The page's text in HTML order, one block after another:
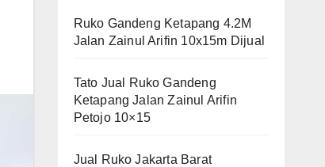
Ruko Gandeng Ketapang 4.2M
Jalan Zainul Arifin 10x15m Dijual
Tato Jual Ruko Gandeng
Ketapang Jalan Zainul Arifin
Petojo 10×15
Jual Ruko Jakarta Barat